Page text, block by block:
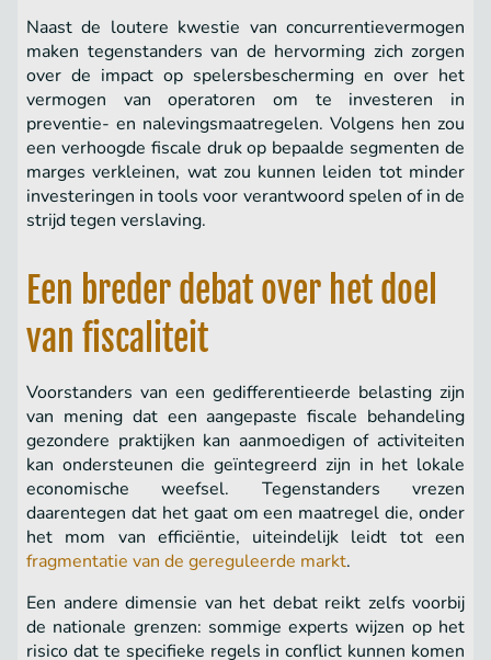
Naast de loutere kwestie van concurrentievermogen
maken tegenstanders van de hervorming zich zorgen
over de impact op spelersbescherming en over het
vermogen van operatoren om te investeren in
preventie- en nalevingsmaatregelen. Volgens hen zou
een verhoogde fiscale druk op bepaalde segmenten de
marges verkleinen, wat zou kunnen leiden tot minder
investeringen in tools voor verantwoord spelen of in de
strijd tegen verslaving.
Een breder debat over het doel
van fiscaliteit
Voorstanders van een gedifferentieerde belasting zijn
van mening dat een aangepaste fiscale behandeling
gezondere praktijken kan aanmoedigen of activiteiten
kan ondersteunen die geïntegreerd zijn in het lokale
economische weefsel. Tegenstanders vrezen
daarentegen dat het gaat om een maatregel die, onder
het mom van efficiëntie, uiteindelijk leidt tot een
fragmentatie van de gereguleerde markt.
Een andere dimensie van het debat reikt zelfs voorbij
de nationale grenzen: sommige experts wijzen op het
risico dat te specifieke regels in conflict kunnen komen